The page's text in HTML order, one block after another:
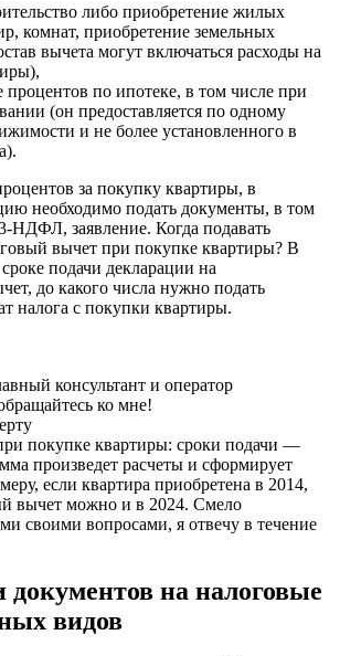
либо приобретение жилых
комнат, приобретение земельных
вычета могут включаться расходы на
процентов по ипотеке, в том числе при
(он предоставляется по одному
и не более установленного в
за покупку квартиры, в
необходимо подать документы, в том
НДФЛ, заявление. Когда подавать
вычет при покупке квартиры? В
подачи декларации на
до какого числа нужно подать
налога с покупки квартиры.
консультант и оператор
ко мне!
покупке квартиры: сроки подачи —
произведет расчеты и сформирует
если квартира приобретена в 2014,
вычет можно и в 2024. Смело
своими вопросами, я отвечу в течение
документов на налоговые
видов